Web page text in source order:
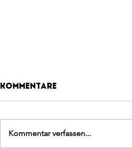
Kommentare
Kommentar verfassen...